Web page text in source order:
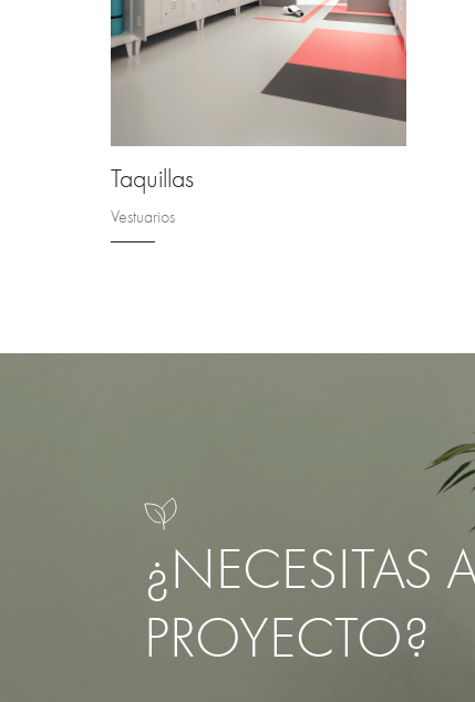
Taquillas
Vestuarios
¿NECESITAS
PROYECTO?